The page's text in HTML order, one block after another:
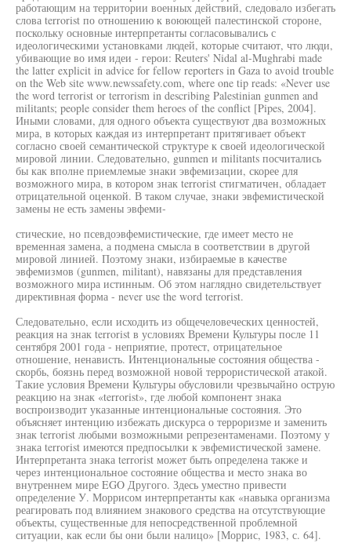
работающим на территории военных действий, следовало избегать
слова terrorist по отношению к воюющей палестинской стороне,
поскольку основные интерпретанты согласовывались с
идеологическими установками людей, которые считают, что люди,
убивающие во имя идеи - герои: Reuters' Nidal al-Mughrabi made
the latter explicit in advice for fellow reporters in Gaza to avoid trouble
on the Web site www.newssafety.com, where one tip reads: «Never use
the word terrorist or terrorism in describing Palestinian gunmen and
militants; people consider them heroes of the conflict [Pipes, 2004].
Иными словами, для одного объекта существуют два возможных
мира, в которых каждая из интерпретант притягивает объект
согласно своей семантической структуре к своей идеологической
мировой линии. Следовательно, gunmen и militants посчитались
бы как вполне приемлемые знаки эвфемизации, скорее для
возможного мира, в котором знак terrorist стигматичен, обладает
отрицательной оценкой. В таком случае, знаки эвфемистической
замены не есть замены эвфеми-
стические, но псевдоэвфемистические, где имеет место не
временная замена, а подмена смысла в соответствии в другой
мировой линией. Поэтому знаки, избираемые в качестве
эвфемизмов (gunmen, militant), навязаны для представления
возможного мира истинным. Об этом наглядно свидетельствует
директивная форма - never use the word terrorist.
Следовательно, если исходить из общечеловеческих ценностей,
реакция на знак terrorist в условиях Времени Культуры после 11
сентября 2001 года - неприятие, протест, отрицательное
отношение, ненависть. Интенциональные состояния общества -
скорбь, боязнь перед возможной новой террористической атакой.
Такие условия Времени Культуры обусловили чрезвычайно острую
реакцию на знак «terrorist», где любой компонент знака
воспроизводит указанные интенциональные состояния. Это
объясняет интенцию избежать дискурса о терроризме и заменить
знак terrorist любыми возможными репрезентаменами. Поэтому у
знака terrorist имеются предпосылки к эвфемистической замене.
Интерпретанта знака terrorist может быть определена также и
через интенциональное состояние общества и место знака во
внутреннем мире EGO Другого. Здесь уместно привести
определение У. Моррисом интерпретанты как «навыка организма
реагировать под влиянием знакового средства на отсутствующие
объекты, существенные для непосредственной проблемной
ситуации, как если бы они были налицо» [Моррис, 1983, с. 64].